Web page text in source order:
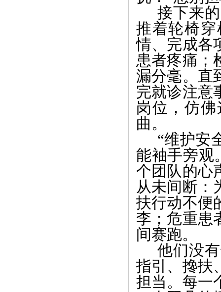
接下来
推着轮椅
情、完成各
患者疼痛；
漏分毫。直
完就诊注意
岗位，仿
曲。
“维护安
能袖手旁观
个团队的心
从未间断：
扶行动不便
李；危重患
间赛跑。
他们没
指引、搀扶
担当。每一